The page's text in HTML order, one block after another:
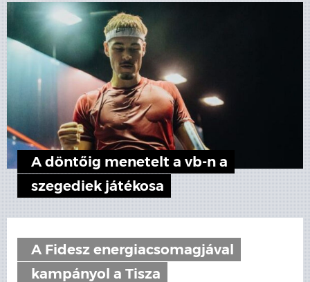
A döntőig menetelt a vb-n a
szegediek játékosa
A Fidesz energiacsomagjával
kampányol a Tisza